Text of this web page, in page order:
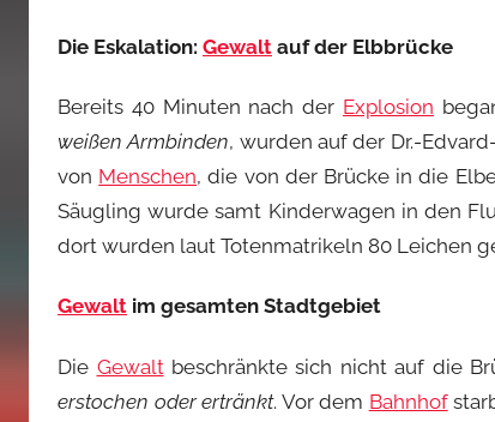
Die Eskalation: Gewalt auf der Elbbrücke
Bereits 40 Minuten nach der Explosion
weißen Armbinden, wurden auf der Dr.-
von Menschen, die von der Brücke in die
Säugling wurde samt Kinderwagen in den
dort wurden laut Totenmatrikeln 80 Leichen
Gewalt im gesamten Stadtgebiet
Die Gewaltbeschränkte sich nicht auf die
erstochen oder ertränkt. Vor dem Bahnhof